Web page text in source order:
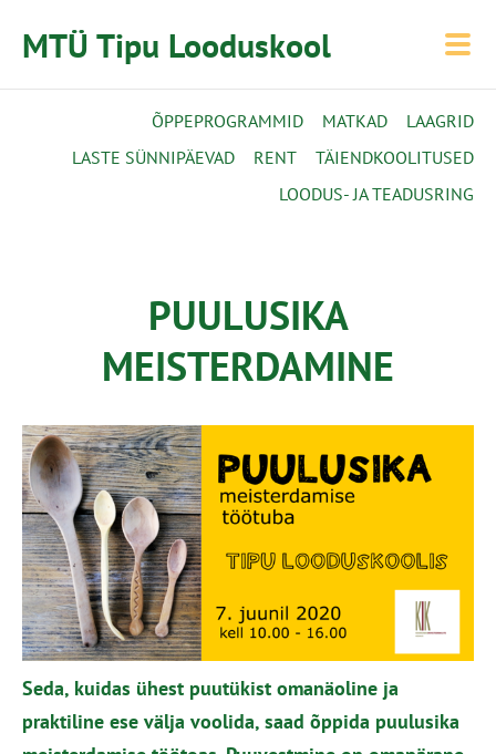
MTÜ Tipu Looduskool
ÕPPEPROGRAMMID MATKAD
LAAGRID
LASTE SÜNNIPÄEVAD
RENT
TÄIENDKOOLITUSED
LOODUS- JA TEADUSRING
PUULUSIKA
MEISTERDAMINE
Seda, kuidas ühest puutükist omanäoline ja
praktiline ese välja voolida, saad õppida puulusika